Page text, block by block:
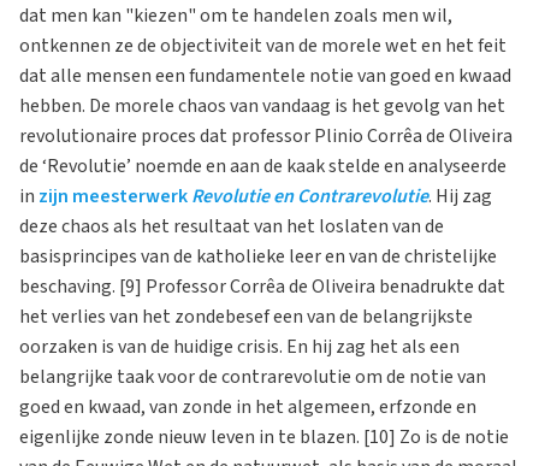
dat men kan "kiezen" om te handelen zoals men wil,
ontkennen ze de objectiviteit van de morele wet en het feit
dat alle mensen een fundamentele notie van goed en kwaad
hebben. De morele chaos van vandaag is het gevolg van het
revolutionaire proces dat professor Plinio Corrêa de Oliveira
de ‘Revolutie’ noemde en aan de kaak stelde en analyseerde
in zijn meesterwerkRevolutie en Contrarevolutie. Hij zag
deze chaos als het resultaat van het loslaten van de
basisprincipes van de katholieke leer en van de christelijke
beschaving. [9] Professor Corrêa de Oliveira benadrukte dat
het verlies van het zondebesef een van de belangrijkste
oorzaken is van de huidige crisis. En hij zag het als een
belangrijke taak voor de contrarevolutie om de notie van
goed en kwaad, van zonde in het algemeen, erfzonde en
eigenlijke zonde nieuw leven in te blazen. [10] Zo is de notie